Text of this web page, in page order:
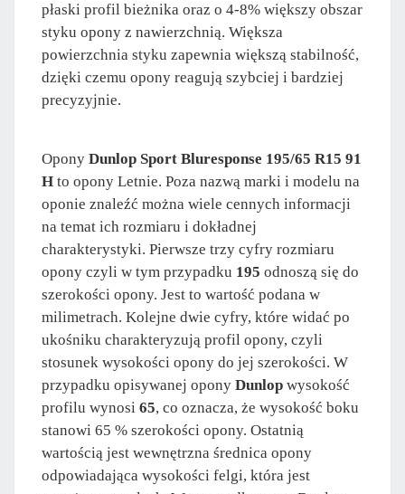
płaski profil bieżnika oraz o 4-8% większy obszar
styku opony z nawierzchnią. Większa
powierzchnia styku zapewnia większą stabilność,
dzięki czemu opony reagują szybciej i bardziej
precyzyjnie.
Opony Dunlop Sport Bluresponse 195/65 R15 91
H to opony Letnie. Poza nazwą marki i modelu na
oponie znaleźć można wiele cennych informacji
na temat ich rozmiaru i dokładnej
charakterystyki. Pierwsze trzy cyfry rozmiaru
opony czyli w tym przypadku 195 odnoszą się do
szerokości opony. Jest to wartość podana w
milimetrach. Kolejne dwie cyfry, które widać po
ukośniku charakteryzują profil opony, czyli
stosunek wysokości opony do jej szerokości. W
przypadku opisywanej opony Dunlop wysokość
profilu wynosi 65, co oznacza, że wysokość boku
stanowi 65 % szerokości opony. Ostatnią
wartością jest wewnętrzna średnica opony
odpowiadająca wysokości felgi, która jest